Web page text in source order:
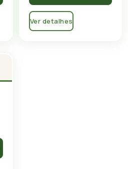
Ver detalhes